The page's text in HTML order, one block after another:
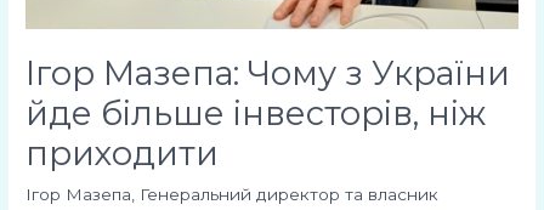
Ігор Мазепа: Чому з України
йде більше інвесторів, ніж
приходити
Ігор Мазепа, Генеральний директор та власник